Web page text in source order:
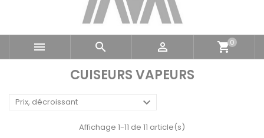
   shopping_cart0
CUISEURS VAPEURS
Prix, décroissant 
Affichage 1-11 de 11 article(s)